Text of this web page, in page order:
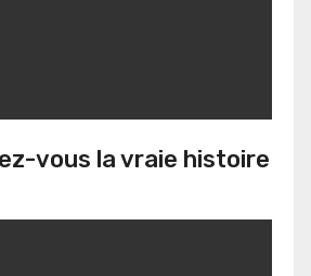
vous la vraie histoire